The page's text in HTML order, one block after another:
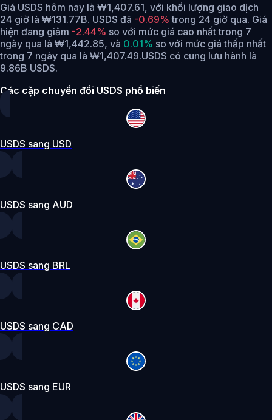
Giá USDS hôm nay là ₩1,407.61, với khối lượng giao dịch
24 giờ là ₩131.77B. USDS đã -0.69% trong 24 giờ qua. Giá
hiện đang giảm -2.44% so với mức giá cao nhất trong 7
ngày qua là ₩1,442.85, và 0.01% so với mức giá thấp nhất
trong 7 ngày qua là ₩1,407.49.USDS có cung lưu hành là
9.86B USDS.
Các cặp chuyển đổi USDS phổ biến
USDS sang USD
USDS sang AUD
USDS sang BRL
USDS sang CAD
USDS sang EUR